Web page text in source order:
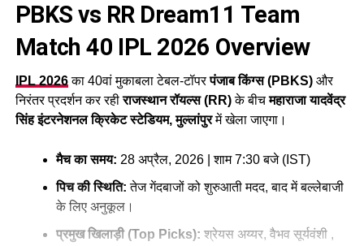
PBKS vs RR Dream11 Team
Match 40 IPL 2026 Overview
IPL 2026का 40वां मुकाबला टेबल-टॉपरपंजाब किंग्स (PBKS)और
निरंतर प्रदर्शन कर रहीराजस्थान रॉयल्स (RR)के बीचमहाराजा यादवेंद्र
सिंह इंटरनेशनल क्रिकेट स्टेडियम, मुल्लांपुरमें खेला जाएगा।
मैच का समय: 28 अप्रैल, 2026 | शाम 7:30 बजे (IST)
पिच की स्थिति: तेज गेंदबाजों को शुरुआती मदद, बाद में बल्लेबाजी
के लिए अनुकूल।
प्रमुख खिलाड़ी (Top Picks): श्रेयस अय्यर, वैभव सूर्यवंशी ,